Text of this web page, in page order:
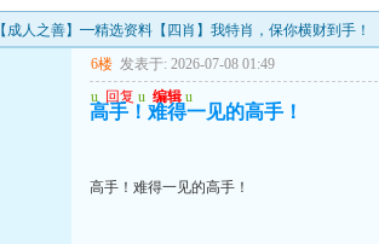
成人之善】━精选资料【四肖】我特肖，保你横财到手！
6楼 发表于: 2026-07-08 01:49
u 回复 u 编辑 u
高手！难得一见的高手！
高手！难得一见的高手！